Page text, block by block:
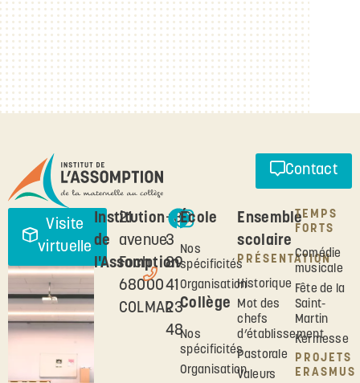
Contact
Visite
virtuelle
Institution
de
l'Assomption
21
avenue
Foch
68000
COLMAR
+33
3
89
41
23
48
École
Nos
spécificités
Organisation
Collège
Nos
spécificités
Organisation
Ensemble
scolaire
PRÉSENTATION
Historique
Mot des
chefs
d’établissement
Pastorale
Valeurs
TEMPS
FORTS
Comédie
musicale
Fête de la
Saint-
Martin
Kermesse
PROJETS
ERASMUS